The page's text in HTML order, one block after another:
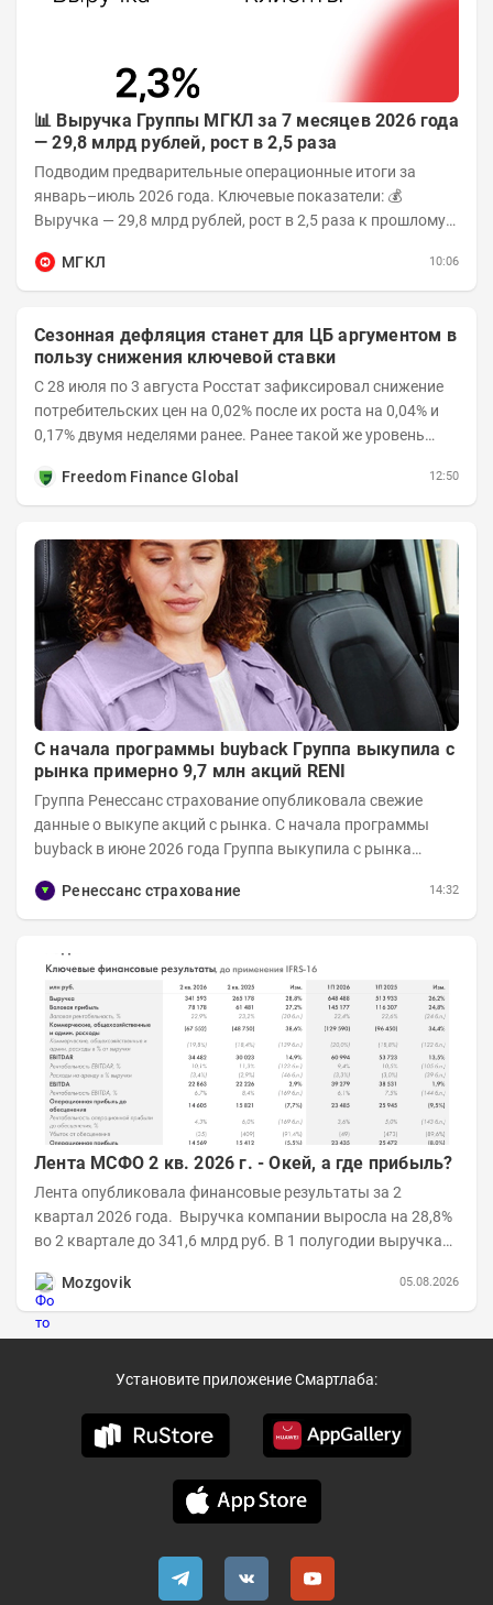
📊 Выручка Группы МГКЛ за 7 месяцев 2026 года
— 29,8 млрд рублей, рост в 2,5 раза
Подводим предварительные операционные итоги за
январь–июль 2026 года. Ключевые показатели: 💰
Выручка — 29,8 млрд рублей, рост в 2,5 раза к прошлому
МГКЛ
10:06
Сезонная дефляция станет для ЦБ аргументом в
пользу снижения ключевой ставки
С 28 июля по 3 августа Росстат зафиксировал снижение
потребительских цен на 0,02% после их роста на 0,04% и
0,17% двумя неделями ранее. Ранее такой же уровень
Freedom Finance Global
12:50
С начала программы buyback Группа выкупила с
рынка примерно 9,7 млн акций RENI
Группа Ренессанс страхование опубликовала свежие
данные о выкупе акций с рынка. C начала программы
buyback в июне 2026 года Группа выкупила с рынка
Ренессанс страхование
14:32
Лента МСФО 2 кв. 2026 г. - Окей, а где прибыль?
Лента опубликовала финансовые результаты за 2
квартал 2026 года. Выручка компании выросла на 28,8%
во 2 квартале до 341,6 млрд руб. В 1 полугодии выручка
Mozgovik
05.08.2026
Установите приложение Смартлаба: